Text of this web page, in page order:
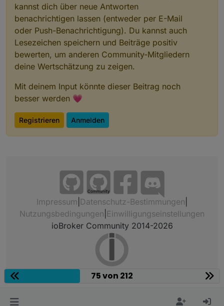
kannst dich über neue Antworten
benachrichtigen lassen (entweder per E-Mail
oder Push-Benachrichtigung). Du kannst auch
Lesezeichen speichern und Beiträge positiv
bewerten, um anderen Community-Mitgliedern
deine Wertschätzung zu zeigen.
Mit deinem Input könnte dieser Beitrag noch
besser werden 💗
Registrieren Anmelden
Community
Impressum Datenschutz-Bestimmungen
Nutzungsbedingungen Einwilligungseinstellungen
ioBroker Community 2014-2026
75 von 212